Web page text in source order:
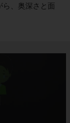
ら、奥深さと面